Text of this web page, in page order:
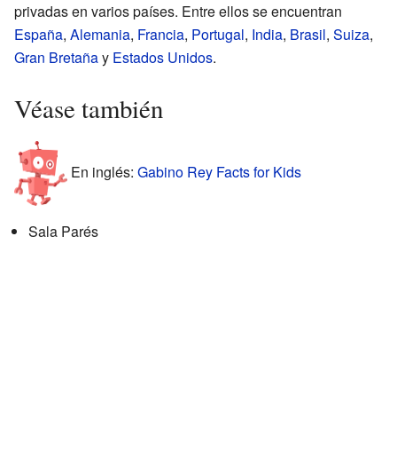
privadas en varios países. Entre ellos se encuentran
España, Alemania, Francia, Portugal, India, Brasil, Suiza,
Gran Bretañay Estados Unidos.
Véase también
En inglés: Gabino Rey Facts for Kids
Sala Parés